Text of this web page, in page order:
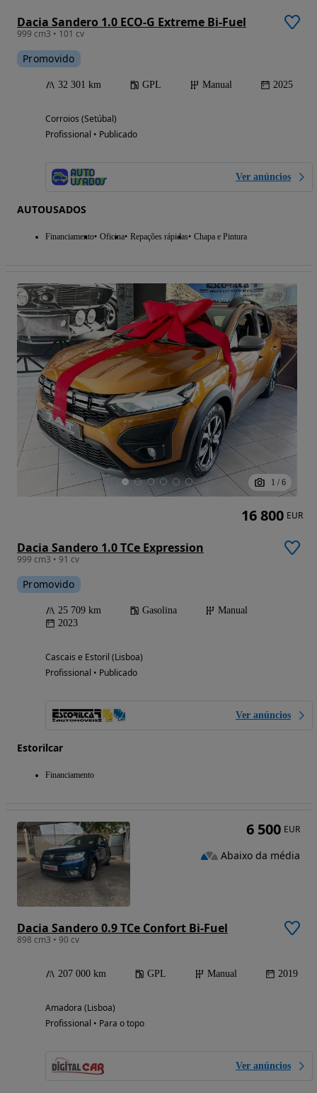
Dacia Sandero 1.0 ECO-G Extreme Bi-Fuel
999 cm3 • 101 cv
Promovido
32 301 km GPL Manual 2025
Corroios (Setúbal)
Profissional • Publicado
Ver anúncios
AUTOUSADOS
Financiamento Oficina Repações rápidas Chapa e Pintura
1 / 6
Dacia Sandero 1.0 TCe Expression
999 cm3 • 91 cv
Promovido
25 709 km Gasolina
Manual
2023
Cascais e Estoril (Lisboa)
Profissional • Publicado
Ver anúncios
Estorilcar
Financiamento
16 800 EUR
Dacia Sandero 0.9 TCe Confort Bi-Fuel
898 cm3 • 90 cv
207 000 km GPL Manual 2019
Amadora (Lisboa)
Profissional • Para o topo
Ver anúncios
6 500 EUR
Abaixo da média